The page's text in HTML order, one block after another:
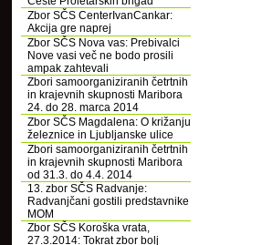
Zbor SČS CenterIvanCankar:
Akcija gre naprej
Zbor SČS Nova vas: Prebivalci
Nove vasi več ne bodo prosili
ampak zahtevali
Zbori samoorganiziranih četrtnih
in krajevnih skupnosti Maribora
24. do 28. marca 2014
Zbor SČS Magdalena: O križanju
železnice in Ljubljanske ulice
Zbori samoorganiziranih četrtnih
in krajevnih skupnosti Maribora
od 31.3. do 4.4. 2014
13. zbor SČS Radvanje:
Radvanjčani gostili predstavnike
MOM
Zbor SČS Koroška vrata,
27.3.2014: Tokrat zbor bolj